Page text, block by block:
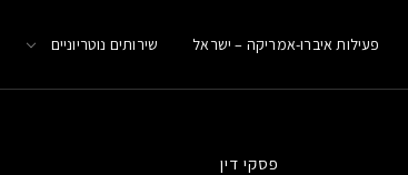
פעילות איברו-אמריקה – ישראל שירותים נוטריוניים
פסקי דין